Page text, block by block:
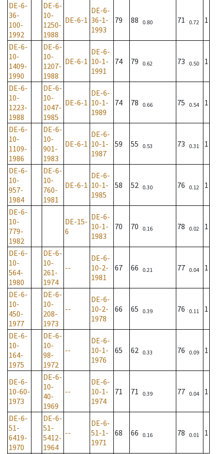
DE-6-
36-
100-
1992
DE-6-
10-
1250-
1988
DE-6-1
DE-6-
36-1-
1993
79 88 0.80 71 0.72 1
DE-6-
10-
1409-
1990
DE-6-
10-
1207-
1988
DE-6-1
DE-6-
10-1-
1991
74 79 0.62 73 0.50 1
DE-6-
10-
1223-
1988
DE-6-
10-
1047-
1985
DE-6-1
DE-6-
10-1-
1989
74 78 0.66 75 0.54 1
DE-6-
10-
1109-
1986
DE-6-
10-
901-
1983
DE-6-1
DE-6-
10-1-
1987
59 55 0.53 73 0.31 1
DE-6-
10-
957-
1984
DE-6-
10-
760-
1981
DE-6-1
DE-6-
10-1-
1985
58 52 0.30 76 0.12 1
DE-6-
10-
779-
1982
DE-15-
6
DE-6-
10-1-
1983
70 70 0.16 78 0.02 1
DE-6-
10-
564-
1980
DE-6-
10-
261-
1974
--
DE-6-
10-2-
1981
67 66 0.21 77 0.04 1
DE-6-
10-
450-
1977
DE-6-
10-
208-
1973
--
DE-6-
10-2-
1978
66 65 0.39 76 0.11 1
DE-6-
10-
164-
1975
DE-6-
10-
98-
1972
--
DE-6-
10-1-
1976
65 62 0.33 76 0.09 1
DE-6-
10-60-
1973
DE-6-
10-
40-
1969
--
DE-6-
10-1-
1974
71 71 0.39 77 0.04 1
DE-6-
51-
6419-
1970
DE-6-
51-
5412-
1964
--
DE-6-
51-1-
1971
68 66 0.16 78 0.01 1